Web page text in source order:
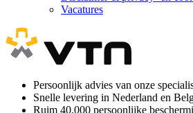
Vacatures
Persoonlijk advies van onze
Snelle levering in Nederland en
Ruim 40.000 persoonlijke